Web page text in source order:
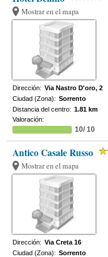
Mostrar en el mapa
Dirección: Via Nastro D'oro, 2
Ciudad (Zona): Sorrento
Distancia del centro: 1.81 km
Valoración:
10/ 10
Antico Casale Russo
Mostrar en el mapa
Dirección: Via Creta 16
Ciudad (Zona): Sorrento